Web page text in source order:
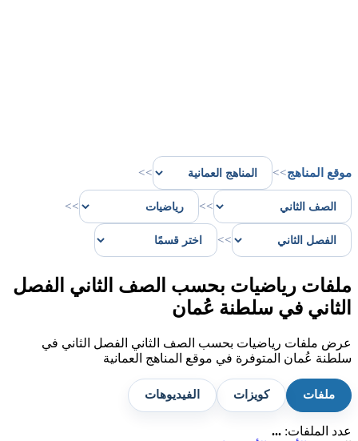
موقع المناهج>>
>>
>>
>>
>>
ملفات رياضيات بحسب الصف الثاني الفصل
الثاني في سلطنة عُمان
عرض ملفات رياضيات بحسب الصف الثاني الفصل الثاني في
سلطنة عُمان المتوفرة في موقع المناهج العمانية
ملفات كويزات الفيديوهات
عدد الملفات: ...